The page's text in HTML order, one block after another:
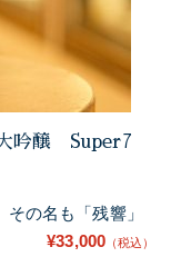
吟醸 Super7
の名も「残響」
¥33,000 （税込）